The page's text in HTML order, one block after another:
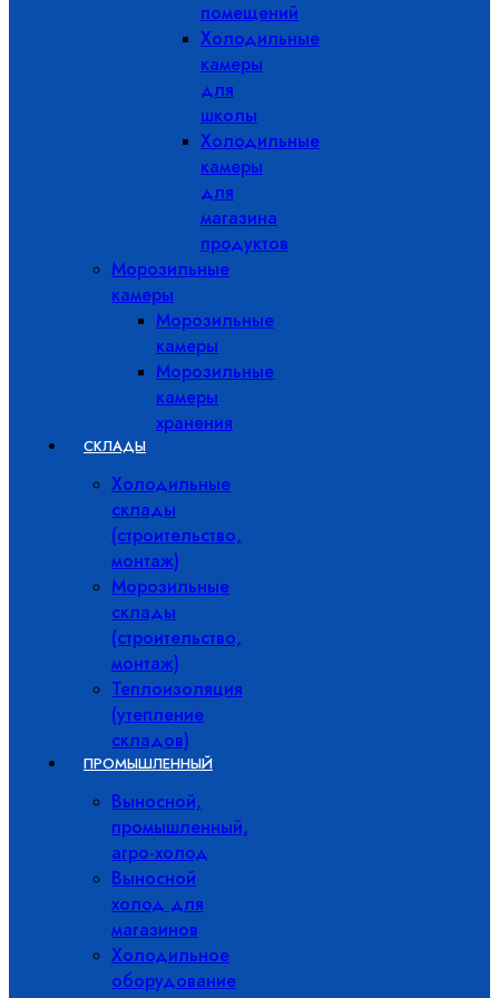
помещений
Холодильные
камеры
для
школы
Холодильные
камеры
для
магазина
продуктов
Морозильные
камеры
Морозильные
камеры
Морозильные
камеры
хранения
СКЛАДЫ
Холодильные
склады
(строительство,
монтаж)
Морозильные
склады
(строительство,
монтаж)
Теплоизоляция
(утепление
складов)
ПРОМЫШЛЕННЫЙ
Выносной,
промышленный,
агро-холод
Выносной
холод для
магазинов
Холодильное
оборудование